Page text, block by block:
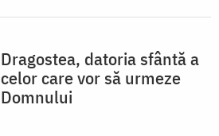
Dragostea, datoria sfântă a
celor care vor să urmeze
Domnului